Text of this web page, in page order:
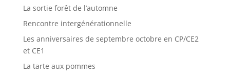
La sortie forêt de l’automne
Rencontre intergénérationnelle
Les anniversaires de septembre octobre en CP/CE2
et CE1
La tarte aux pommes